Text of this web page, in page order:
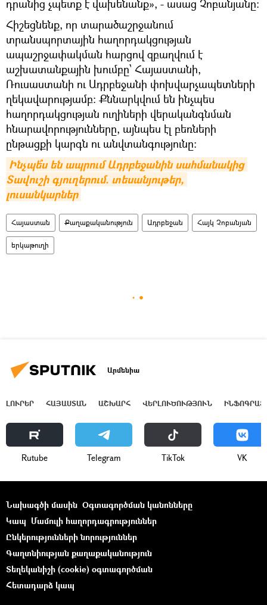
դրանից չպետք է վախենանք», - ասաց Չոբանյանը։
Հիշեցնենք, որ տարածաշրջանում
տրանսպորտային հաղորդակցության
ապաշրջափակման հարցով զբաղվում է
աշխատանքային խումբը՝ Հայաստանի,
Ռուսաստանի ու Ադրբեջանի փոխվարչապետների
ղեկավարությամբ: Քննարկվում են ինչպես
հաղորդակցության ուղիների վերականգնման
հնարավորությունները, այնպես էլ բեռների
ընթացքի կարգն ու անվտանգությունը։
Ինչպե՞ս են ապրում Ադրբեջանին սահմանակից
Տավուշի գյուղերում. տեսանյութեր,
լուսանկարներ
Հայաստան Քաղաքականություն Ադրբեջան Հայկ Չոբանյան
երկաթուղի
Արմենիա
ԼՈՒՐԵՐ ՀԱՅԱՍՏԱՆ ԱՇԽԱՐՀ ՎԵՐԼՈՒԾՈՒԹՅՈՒՆ
Rutube Telegram ТikТоk VK
Նախագծի մասին Օգտագործման կանոնները
Կապ Մամուլի հաղորդագրություններ
Ընկերությունների նորություններ
Գաղտնիության քաղաքականություն
Տեղեկանիշի (cookie) օգտագործման
Հետադարձ կապ